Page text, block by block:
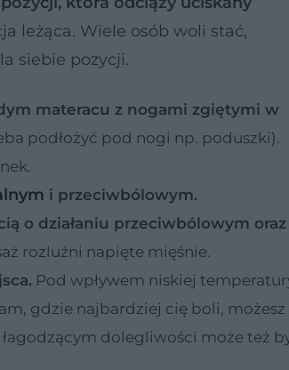
leżąca. Wiele osób woli stać,
siebie pozycji.
materacu z nogami zgiętymi w
podłożyć pod nogi np. poduszki).
i przeciwbólowym.
o działaniu przeciwbólowym oraz
rozluźni napięte mięśnie.
Pod wpływem niskiej
gdzie najbardziej cię boli, możesz
dolegliwości może też